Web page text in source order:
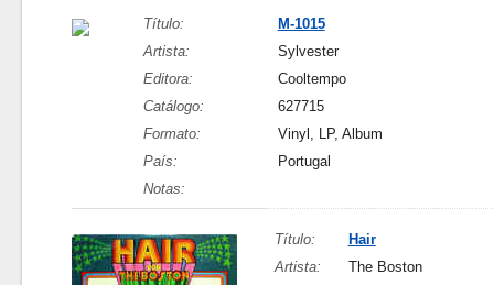
Título:
M-1015
Artista:
Sylvester
Editora:
Cooltempo
Catálogo:
627715
Formato:
Vinyl, LP, Album
País:
Portugal
Notas:
Título:
Hair
Artista:
The Boston